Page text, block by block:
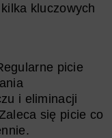
kluczowych
picie
i eliminacji
się picie co